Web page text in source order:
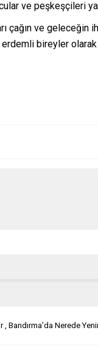
ve peşkeşçileri
ve geleceğin
erdemli bireyler
Bandırma’da Nerede